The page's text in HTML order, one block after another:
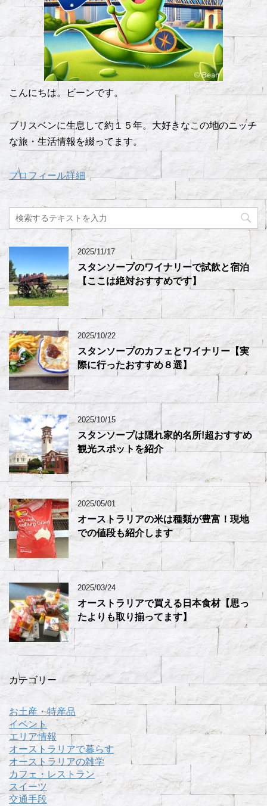
こんにちは。ビーンです。
ブリスベンに生息して約１５年。大好きなこの地のニッチ
な旅・生活情報を綴ってます。
プロフィール詳細
2025/11/17
スタンソープのワイナリーで試飲と宿泊
【ここは絶対おすすめです】
2025/10/22
スタンソープのカフェとワイナリー【実
際に行ったおすすめ８選】
2025/10/15
スタンソープは隠れ家的名所!超おすすめ
観光スポットを紹介
2025/05/01
オーストラリアの米は種類が豊富！現地
での値段も紹介します
2025/03/24
オーストラリアで買える日本食材【思っ
たよりも取り揃ってます】
カテゴリー
お土産・特産品
イベント
エリア情報
オーストラリアで暮らす
オーストラリアの雑学
カフェ・レストラン
スイーツ
交通手段